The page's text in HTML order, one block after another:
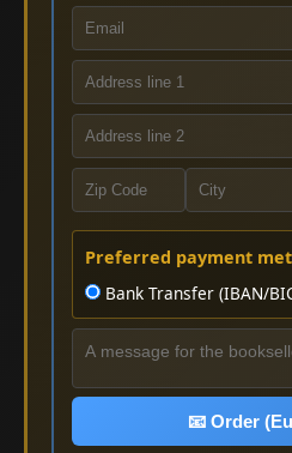
Preferred payment
Bank Transfer (IBAN/
📧 Order